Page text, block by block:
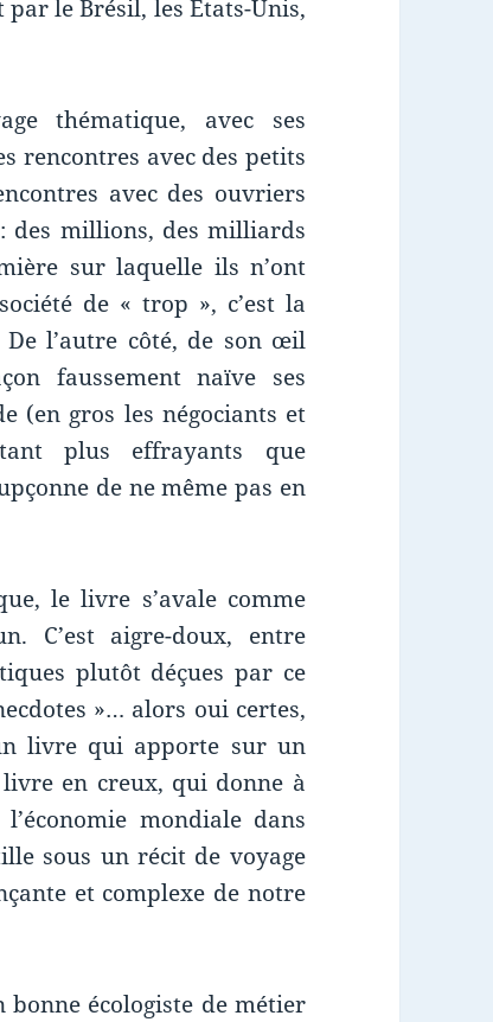
le Brésil, les Etats-Unis,
thématique, avec ses
rencontres avec des petits
avec des ouvriers
des millions, des milliards
sur laquelle ils n’ont
de « trop », c’est la
l’autre côté, de son œil
faussement naïve ses
(en gros les négociants et
plus effrayants que
de ne même pas en
le livre s’avale comme
C’est aigre-doux, entre
plutôt déçues par ce
»… alors oui certes,
livre qui apporte sur un
livre en creux, qui donne à
mondiale dans
sous un récit de voyage
et complexe de notre
écologiste de métier